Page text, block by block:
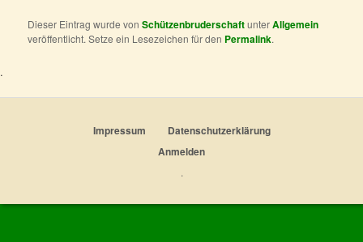
Dieser Eintrag wurde vonSchützenbruderschaftunterAllgemein
veröffentlicht. Setze ein Lesezeichen für den Permalink.
Impressum
Datenschutzerklärung
Anmelden